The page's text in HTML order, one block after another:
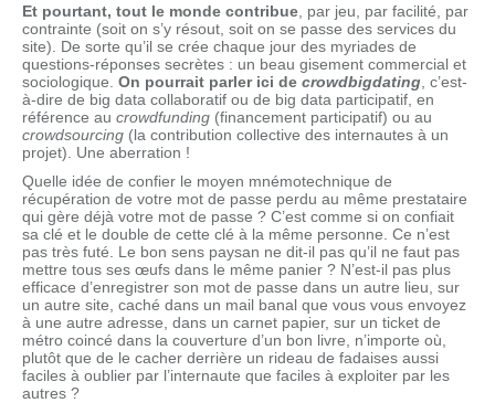
Et pourtant, tout le monde contribue , par jeu, par facilité, par
contrainte (soit on s’y résout, soit on se passe des services du
site). De sorte qu’il se crée chaque jour des myriades de
questions-réponses secrètes : un beau gisement commercial et
sociologique. On pourrait parler ici de crowdbigdating , c’est-
à-dire de big data collaboratif ou de big data participatif, en
référence au crowdfunding (financement participatif) ou au
crowdsourcing (la contribution collective des internautes à un
projet). Une aberration !
Quelle idée de confier le moyen mnémotechnique de
récupération de votre mot de passe perdu au même prestataire
qui gère déjà votre mot de passe ? C’est comme si on confiait
sa clé et le double de cette clé à la même personne. Ce n’est
pas très futé. Le bon sens paysan ne dit-il pas qu’il ne faut pas
mettre tous ses œufs dans le même panier ? N’est-il pas plus
efficace d’enregistrer son mot de passe dans un autre lieu, sur
un autre site, caché dans un mail banal que vous vous envoyez
à une autre adresse, dans un carnet papier, sur un ticket de
métro coincé dans la couverture d’un bon livre, n’importe où,
plutôt que de le cacher derrière un rideau de fadaises aussi
faciles à oublier par l’internaute que faciles à exploiter par les
autres ?